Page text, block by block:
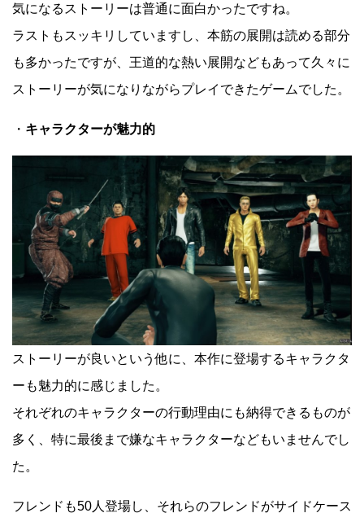
気になるストーリーは普通に面白かったですね。
ラストもスッキリしていますし、本筋の展開は読める部分
も多かったですが、王道的な熱い展開などもあって久々に
ストーリーが気になりながらプレイできたゲームでした。
・ キャラクターが魅力的
ストーリーが良いという他に、本作に登場するキャラクタ
ーも魅力的に感じました。
それぞれのキャラクターの行動理由にも納得できるものが
多く、特に最後まで嫌なキャラクターなどもいませんでし
た。
フレンドも50人登場し、それらのフレンドがサイドケース